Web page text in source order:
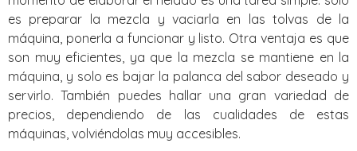
es preparar la mezcla y vaciarla en las tolvas de la
máquina, ponerla a funcionar y listo. Otra ventaja es que
son muy eficientes, ya que la mezcla se mantiene en la
máquina, y solo es bajar la palanca del sabor deseado y
servirlo. También puedes hallar una gran variedad de
precios, dependiendo de las cualidades de estas
máquinas, volviéndolas muy accesibles.